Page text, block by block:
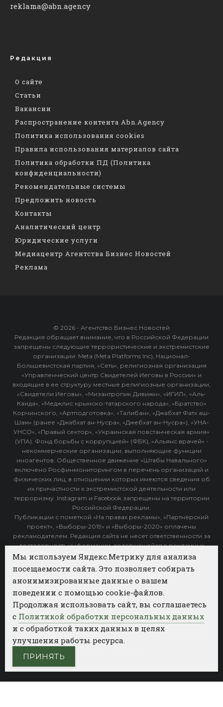
reklama@abn.agency
Редакция
О сайте
Статьи
Вакансии
Распространение контента Abn.Agency
Политика использования cookies
Правила использования материалов сайта
Политика обработки ПД (Политика
конфиденциальности)
Рекомендательные системы
Предложить новость
Контакты
Аналитический центр
Юридические услуги
Медиацентр Агентства Бизнес Новостей
Реклама
© 2026 - Агентство Бизнес Новостей
Редакция обращает внимание, что в Российской Федерации
запрещены следующие террористические и экстремистские
организации: Meta (Meta Platforms Inc), Национал-
Большевистская партия, «Сеть», религиозная организация
«Управленческий центр Свидетелей Иеговы в России» и
входящие в ее структуру местные религиозные организации,
«Свидетели Иеговы», «Мизантропик Дивижн», «ИГИЛ», «Аль-
Каида», «Меджлис крымско-татарского народа», «Братство»
Корчинского, «Артподготовка», «Талибан», «Джабхат Фатх аш-
Шам» (ранее «Джабхат ан-Нусра», «Джебхат ан-Нусра»), «УНА-
УНСО», «Правый сектор», «Украинская повстанческая армия»
(УПА). Фонд борьбы с коррупцией» (ФБК), «Альянс врачей» -
некоммерческие организации, выполняющие функции
иноагентов. Общественное движение «Штабы Навального»
включено Росфинмониторингом в перечень организаций и
физических лиц, в отношении которых имеются сведения об
их причастности к экстремистской деятельности или
терроризму. Instagram и Facebook запрещены на территории
Российской Федерации.
Публикации с пометкой «На правах рекламы», «Партнёрский
проект», «Выборы-2019» и «Выборы-2020» оплачены
рекламодателем. Редакция сайта не несет ответственности за
достоверность информации, содержащейся в рекламных
объявлениях.
ФОТОБАНК АГЕНТСТВА БИЗНЕС НОВОСТЕЙ
РЕГИОНЫ ПОЛИТИКА ОБЩЕСТВО
Мы используем Яндекс.Метрику для анализа
посещаемости сайта. Это позволяет собирать
анонимизированные данные о вашем
поведении с помощью cookie-файлов.
Продолжая использовать сайт, вы соглашаетесь
с Политикой обработки персональных данных
и с обработкой таких данных в целях
улучшения работы ресурса.
ПРИНЯТЬ